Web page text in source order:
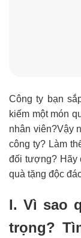
Công ty bạn
kiếm một món
nhân viên?Vậy
công ty? Làm
đối tượng? Hãy
quà tặng độc
I. Vì sao
trọng?